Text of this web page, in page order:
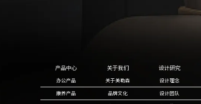
产品中心
办公产品
康养产品
关于我们
关于美勒森
品牌文化
设计研究
设计理念
设计团队